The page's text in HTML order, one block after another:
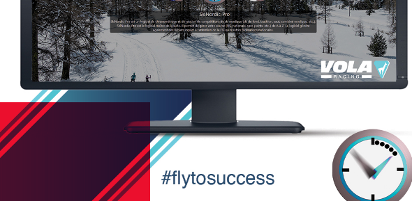
GARE DI SCI
SCI SU TUTTI I
TERRENI